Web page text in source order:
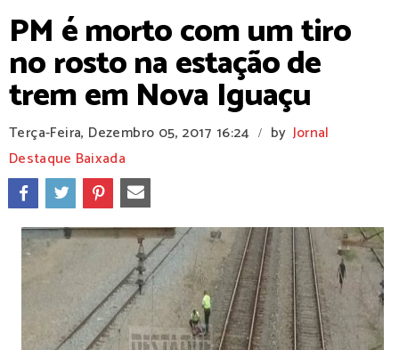
PM é morto com um tiro
no rosto na estação de
trem em Nova Iguaçu
Terça-Feira, Dezembro 05, 2017 16:24 / by Jornal
Destaque Baixada